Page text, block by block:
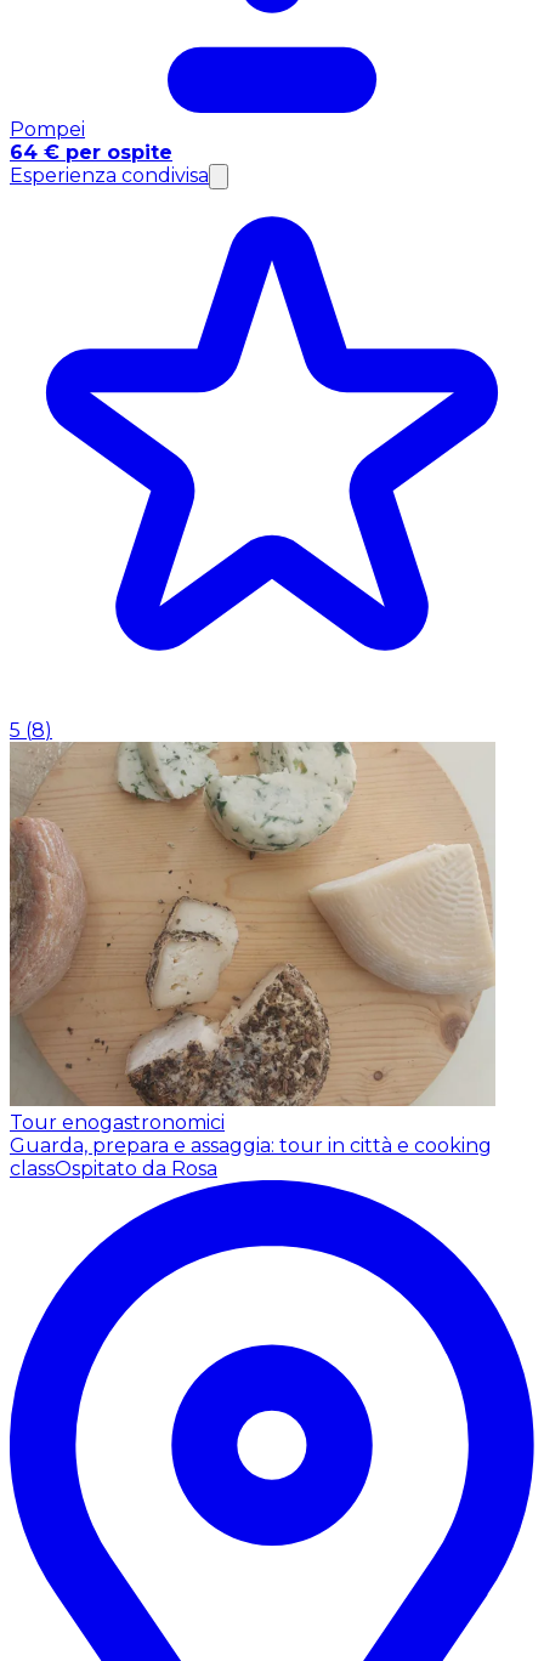
Pompei
64 € per ospite
Esperienza condivisa
5 (8)
Tour enogastronomici
Guarda, prepara e assaggia: tour in città e cooking
classOspitato da Rosa